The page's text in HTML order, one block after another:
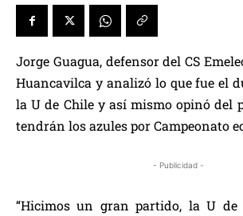
Jorge Guagua, defensor del CS
Huancavilca y analizó lo que fue el
la U de Chile y así mismo opinó del
tendrán los azules por Campeonato
- Publicidad -
“Hicimos un gran partido, la U de